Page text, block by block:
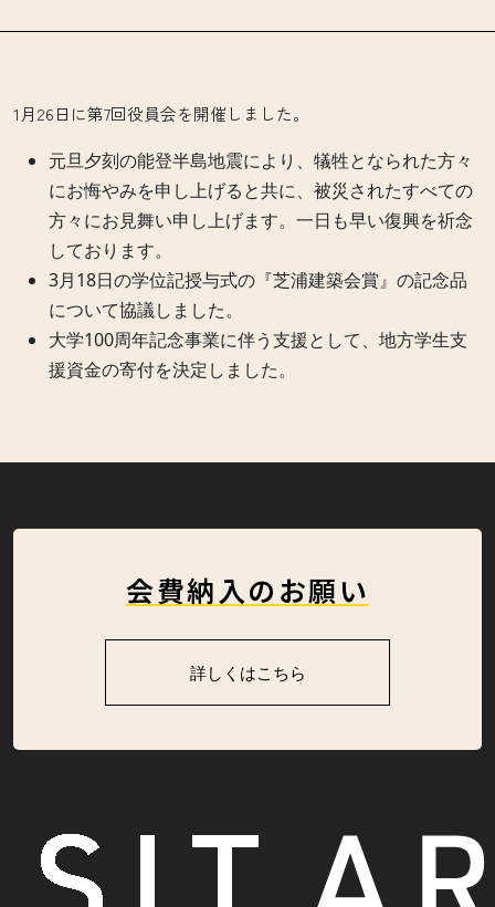
1月26日に第7回役員会を開催しました。
元旦夕刻の能登半島地震により、犠牲となられた方々
にお悔やみを申し上げると共に、被災されたすべての
方々にお見舞い申し上げます。一日も早い復興を祈念
しております。
3月18日の学位記授与式の『芝浦建築会賞』の記念品
について協議しました。
大学100周年記念事業に伴う支援として、地方学生支
援資金の寄付を決定しました。
会費納入のお願い
詳しくはこちら